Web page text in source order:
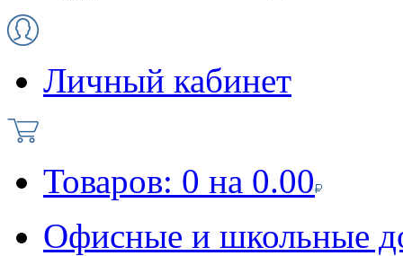
Личный кабинет
Товаров: 0 на 0.00
Офисные и школьные